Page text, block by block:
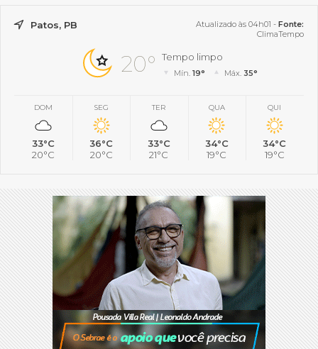
Patos, PB Atualizado às 04h01 - Fonte:
ClimaTempo
20° Tempo limpo
Mín.19° Máx. 35°
DOM
33°C
20°C
SEG
36°C
20°C
TER
33°C
21°C
QUA
34°C
19°C
QUI
34°C
19°C